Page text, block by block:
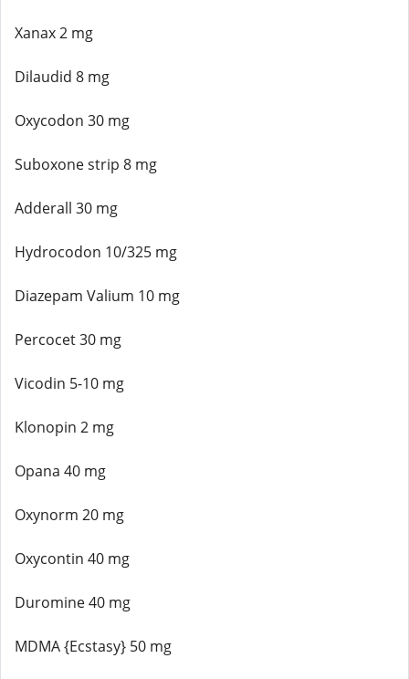
Xanax 2 mg
Dilaudid 8 mg
Oxycodon 30 mg
Suboxone strip 8 mg
Adderall 30 mg
Hydrocodon 10/325 mg
Diazepam Valium 10 mg
Percocet 30 mg
Vicodin 5-10 mg
Klonopin 2 mg
Opana 40 mg
Oxynorm 20 mg
Oxycontin 40 mg
Duromine 40 mg
MDMA {Ecstasy} 50 mg